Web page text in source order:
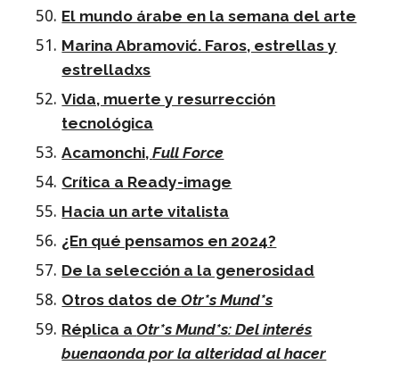
El mundo árabe en la semana del arte
Marina Abramović. Faros, estrellas y
estrelladxs
Vida, muerte y resurrección
tecnológica
Acamonchi,Full Force
Crítica a Ready-image
Hacia un arte vitalista
¿En qué pensamos en 2024?
De la selección a la generosidad
Otros datos deOtr*s Mund*s
Réplica aOtr*s Mund*s: Del interés
buenaonda por la alteridad al hacer